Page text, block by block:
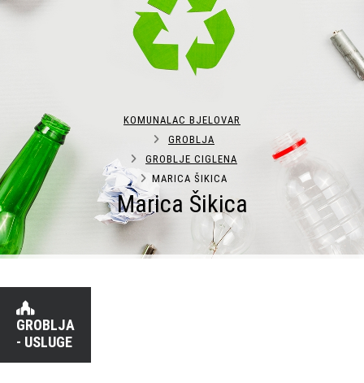
Marica Šikica
KOMUNALAC BJELOVAR
GROBLJA
GROBLJE CIGLENA
MARICA ŠIKICA
GROBLJA
- USLUGE